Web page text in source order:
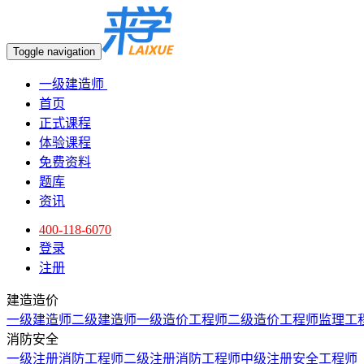
Toggle navigation
一级建造师
首页
正式课程
体验课程
免费资料
题库
资讯
400-118-6070
登录
注册
建造造价
一级建造师二级建造师一级造价工程师二级造价工程师监理工
消防安全
一级注册消防工程师二级注册消防工程师中级注册安全工程师